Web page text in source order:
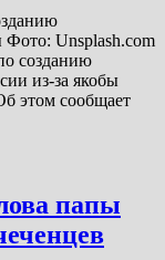
Фото: Unsplash.com
созданию
из-за якобы
этом сообщает
папы